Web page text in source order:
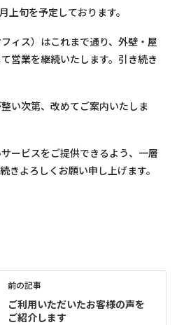
上旬を予定しております。
ィス）はこれまで通り、外壁・屋
営業を継続いたします。引き続き
い次第、改めてご案内いたしま
ービスをご提供できるよう、一層
きよろしくお願い申し上げます。
前の記事
ご利用いただいたお客様の声を
ご紹介します